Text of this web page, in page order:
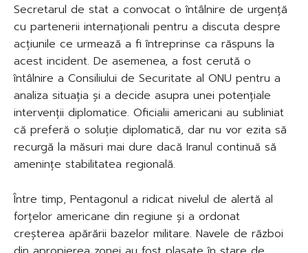
Secretarul de stat a convocat o întâlnire de urgență
cu partenerii internaționali pentru a discuta despre
acțiunile ce urmează a fi întreprinse ca răspuns la
acest incident. De asemenea, a fost cerută o
întâlnire a Consiliului de Securitate al ONU pentru a
analiza situația și a decide asupra unei potențiale
intervenții diplomatice. Oficialii americani au subliniat
că preferă o soluție diplomatică, dar nu vor ezita să
recurgă la măsuri mai dure dacă Iranul continuă să
amenințe stabilitatea regională.
Între timp, Pentagonul a ridicat nivelul de alertă al
forțelor americane din regiune și a ordonat
creșterea apărării bazelor militare. Navele de război